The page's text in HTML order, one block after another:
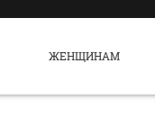
ЖЕНЩИНАМ